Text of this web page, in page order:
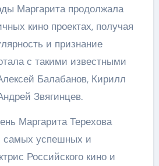
Маргарита продолжала
кино проектах, получая
и признание
с такими известными
Балабанов, Кирилл
Звягинцев.
Маргарита Терехова
самых успешных и
Российского кино и